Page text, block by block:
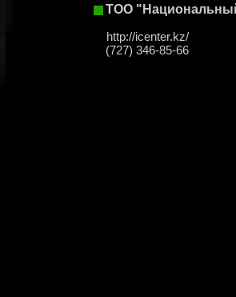
ТОО
http://icenter.kz/
(727) 346-85-66